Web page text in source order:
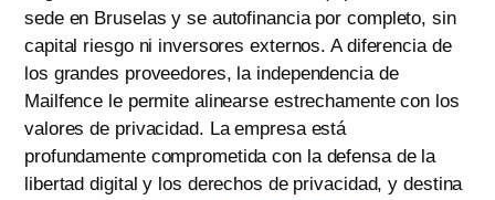
sede en Bruselas y se autofinancia por completo, sin
capital riesgo ni inversores externos. A diferencia de
los grandes proveedores, la independencia de
Mailfence le permite alinearse estrechamente con los
valores de privacidad. La empresa está
profundamente comprometida con la defensa de la
libertad digital y los derechos de privacidad, y destina